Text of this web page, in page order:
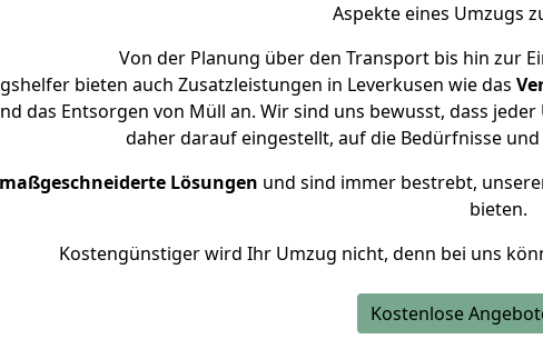
Aspekte eines Umzugs
Von der Planung über den Transport bis hin zur
bieten auch Zusatzleistungen in Leverkusen wie das
das Entsorgen von Müll an. Wir sind uns bewusst, dass
daher darauf eingestellt, auf die Bedürfnisse
maßgeschneiderte Lösungen und sind immer bestrebt,
bieten.
Kostengünstiger wird Ihr Umzug nicht, denn bei uns
Kostenlose